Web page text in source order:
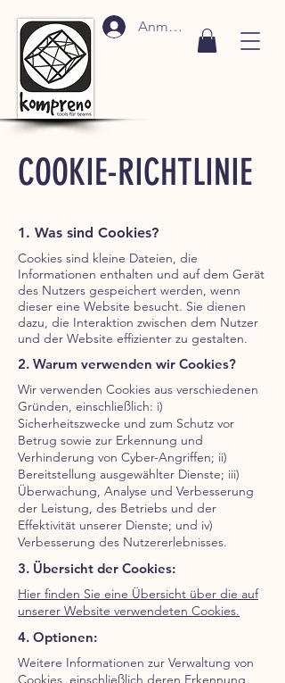
Anmelden
COOKIE-RICHTLINIE
1. Was sind Cookies?
Cookies sind kleine Dateien, die
Informationen enthalten und auf dem Gerät
des Nutzers gespeichert werden, wenn
dieser eine Website besucht. Sie dienen
dazu, die Interaktion zwischen dem Nutzer
und der Website effizienter zu gestalten.
2. Warum verwenden wir Cookies?
Wir verwenden Cookies aus verschiedenen
Gründen, einschließlich: i)
Sicherheitszwecke und zum Schutz vor
Betrug sowie zur Erkennung und
Verhinderung von Cyber-Angriffen; ii)
Bereitstellung ausgewählter Dienste; iii)
Überwachung, Analyse und Verbesserung
der Leistung, des Betriebs und der
Effektivität unserer Dienste; und iv)
Verbesserung des Nutzererlebnisses.
3. Übersicht der Cookies:
Hier finden Sie eine Übersicht über die auf
unserer Website verwendeten Cookies.
4. Optionen:
Weitere Informationen zur Verwaltung von
Cookies, einschließlich deren Erkennung,